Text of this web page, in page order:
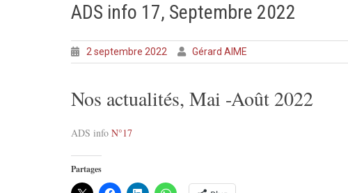
ADS info 17, Septembre 2022
2 septembre 2022 Gérard AIME
Nos actualités, Mai -Août 2022
ADS info N°17
Partages